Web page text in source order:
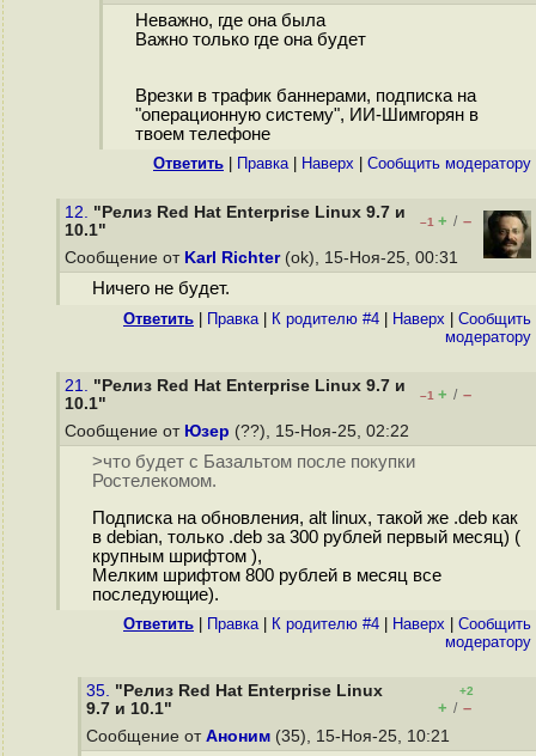
Неважно, где она была
Важно только где она будет
Врезки в трафик баннерами, подписка на
"операционную систему", ИИ-Шимгорян в
твоем телефоне
Ответить Правка| Наверх Cообщить модератору
12. "Релиз Red Hat Enterprise Linux 9.7 и
10.1"
–1 + / –
Сообщение от Karl Richter(ok), 15-Ноя-25, 00:31
Ничего не будет.
Ответить Правка| К родителю #4 Наверх
Cообщить
модератору
21. "Релиз Red Hat Enterprise Linux 9.7 и
10.1"
–1 + / –
Сообщение от Юзер (??), 15-Ноя-25, 02:22
>что будет с Базальтом после покупки
Ростелекомом.
Подписка на обновления, alt linux, такой же .deb как
в debian, только .deb за 300 рублей первый месяц) (
крупным шрифтом ),
Мелким шрифтом 800 рублей в месяц все
последующие).
Ответить Правка| К родителю #4 Наверх
Cообщить
модератору
35. "Релиз Red Hat Enterprise Linux
9.7 и 10.1"
+2
+ / –
Сообщение от Аноним (35), 15-Ноя-25, 10:21